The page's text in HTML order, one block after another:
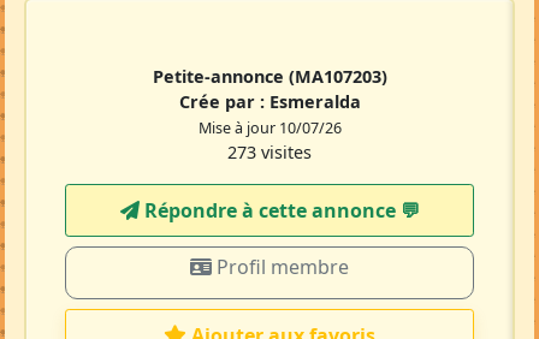
Petite-annonce (MA107203)
Crée par : Esmeralda
Mise à jour 10/07/26
273 visites
Répondre à cette annonce 💬​
Profil membre